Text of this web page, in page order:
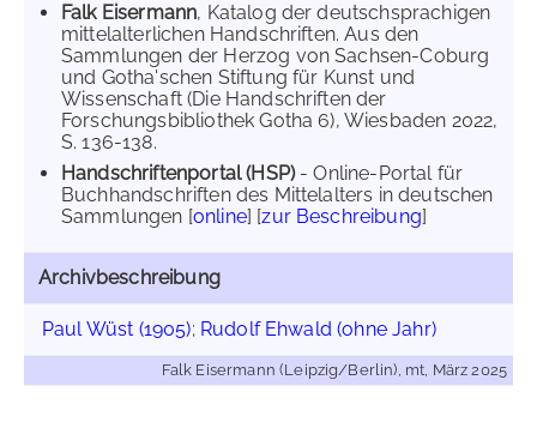
Falk Eisermann, Katalog der deutschsprachigen
mittelalterlichen Handschriften. Aus den
Sammlungen der Herzog von Sachsen-Coburg
und Gotha'schen Stiftung für Kunst und
Wissenschaft (Die Handschriften der
Forschungsbibliothek Gotha 6), Wiesbaden 2022,
S. 136-138.
Handschriftenportal (HSP)- Online-Portal für
Buchhandschriften des Mittelalters in deutschen
Sammlungen [online] [zur Beschreibung]
Archivbeschreibung
Paul Wüst (1905); Rudolf Ehwald (ohne Jahr)
Falk Eisermann (Leipzig/Berlin), mt, März 2025